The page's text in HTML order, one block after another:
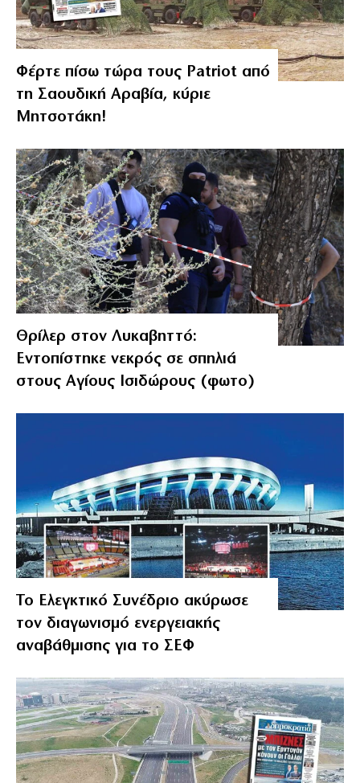
Φέρτε πίσω τώρα τους Patriot από
τη Σαουδική Αραβία, κύριε
Μητσοτάκη!
Θρίλερ στον Λυκαβηττό:
Εντοπίστηκε νεκρός σε σπηλιά
στους Αγίους Ισιδώρους (φωτο)
Το Ελεγκτικό Συνέδριο ακύρωσε
τον διαγωνισμό ενεργειακής
αναβάθμισης για το ΣΕΦ